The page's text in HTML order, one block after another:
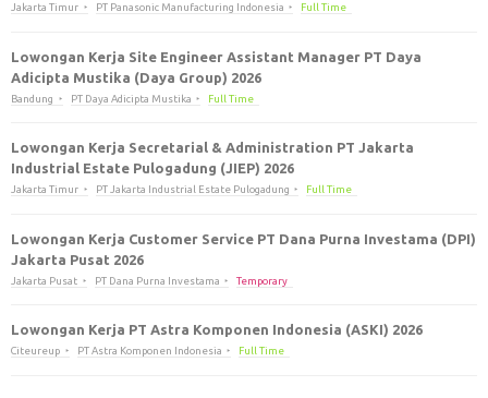
Jakarta Timur PT Panasonic Manufacturing Indonesia Full Time
Lowongan Kerja Site Engineer Assistant Manager PT Daya
Adicipta Mustika (Daya Group) 2026
Bandung PT Daya Adicipta Mustika Full Time
Lowongan Kerja Secretarial & Administration PT Jakarta
Industrial Estate Pulogadung (JIEP) 2026
Jakarta Timur PT Jakarta Industrial Estate Pulogadung Full Time
Lowongan Kerja Customer Service PT Dana Purna Investama (DPI)
Jakarta Pusat 2026
Jakarta Pusat PT Dana Purna Investama Temporary
Lowongan Kerja PT Astra Komponen Indonesia (ASKI) 2026
Citeureup PT Astra Komponen Indonesia Full Time